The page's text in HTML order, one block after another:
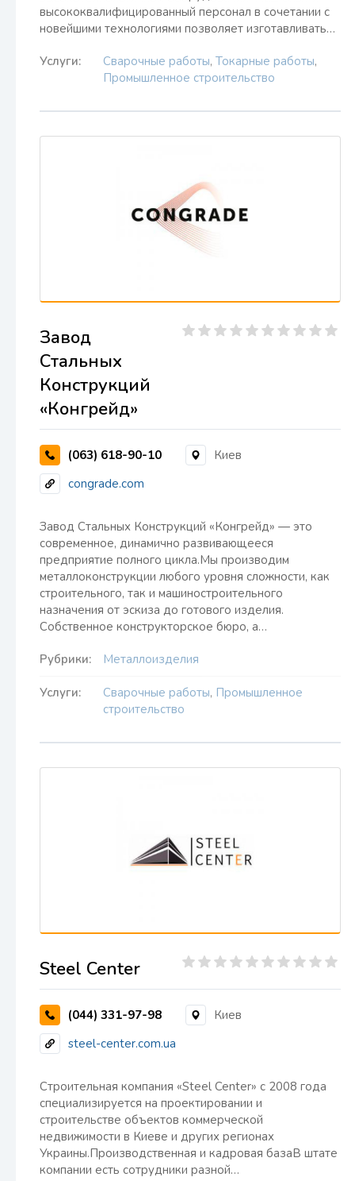
высококвалифицированный персонал в сочетании с
новейшими технологиями позволяет изготавливать…
Услуги: Сварочные работы, Токарные работы,
Промышленное строительство
Завод
Стальных
Конструкций
«Конгрейд»
(063) 618-90-10
Киев
congrade.com
Завод Стальных Конструкций «Конгрейд» — это
современное, динамично развивающееся
предприятие полного цикла.Мы производим
металлоконструкции любого уровня сложности, как
строительного, так и машиностроительного
назначения от эскиза до готового изделия.
Собственное конструкторское бюро, а…
Рубрики: Металлоизделия
Услуги: Сварочные работы, Промышленное
строительство
Steel Center
(044) 331-97-98
Киев
steel-center.com.ua
Строительная компания «Steel Center» с 2008 года
специализируется на проектировании и
строительстве объектов коммерческой
недвижимости в Киеве и других регионах
Украины.Производственная и кадровая базаВ штате
компании есть сотрудники разной…